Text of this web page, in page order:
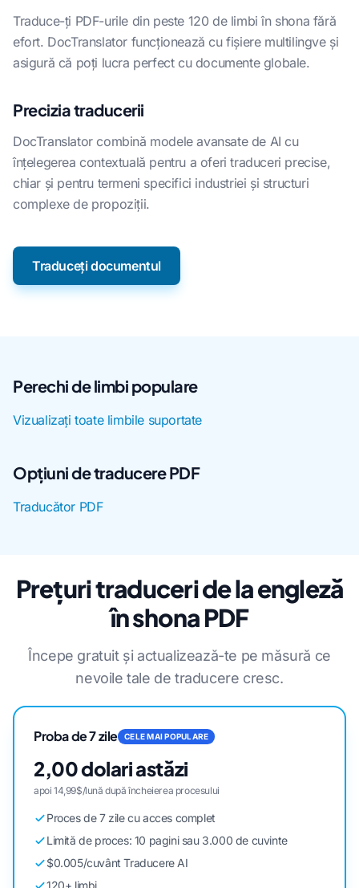
Traduce-ți PDF-urile din peste 120 de limbi în shona fără
efort. DocTranslator funcționează cu fișiere multilingve și
asigură că poți lucra perfect cu documente globale.
Precizia traducerii
DocTranslator combină modele avansate de AI cu
înțelegerea contextuală pentru a oferi traduceri precise,
chiar și pentru termeni specifici industriei și structuri
complexe de propoziții.
Traduceți documentul
Perechi de limbi populare
Vizualizați toate limbile suportate
Opțiuni de traducere PDF
Traducător PDF
Prețuri traduceri de la engleză
în shona PDF
Începe gratuit și actualizează-te pe măsură ce
nevoile tale de traducere cresc.
Proba de 7 zile CELE MAI POPULARE
2,00 dolari astăzi
apoi 14,99$/lună după încheierea procesului
Proces de 7 zile cu acces complet
Limită de proces: 10 pagini sau 3.000 de cuvinte
$0.005/cuvânt Traducere AI
120+ limbi